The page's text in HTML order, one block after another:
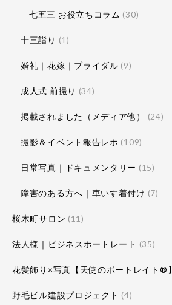
七五三 お役立ちコラム (30)
十三詣り (1)
婚礼｜花嫁｜ブライダル (9)
成人式 前撮り (34)
掲載されました（メディア他） (24)
撮影＆イベント報告レポ (109)
日常写真｜ドキュメンタリー (15)
障害のある方へ｜車いす着付け (7)
桜木町サロン (11)
法人様｜ビジネスポートレート (35)
花髪飾り×写真【天使のポートレイト®】
野毛ビル建設プロジェクト (4)